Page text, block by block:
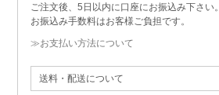
ご注文後、5日以内に口座にお振込み下さい。
お振込み手数料はお客様ご負担です。
≫お支払い方法について
送料・配送について